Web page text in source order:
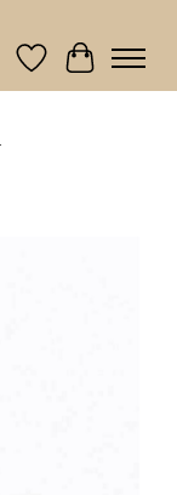
Verlanglijst